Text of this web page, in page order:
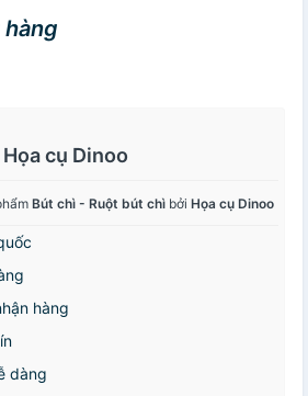
Họa cụ Dinoo
Bút chì - Ruột bút chì bởi Họa cụ Dinoo
hàng
dàng